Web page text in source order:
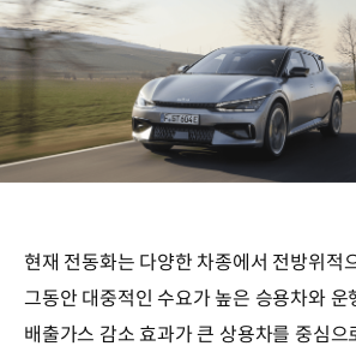
현재 전동화는 다양한 차종에서 전방위적
그동안 대중적인 수요가 높은 승용차와 운
배출가스 감소 효과가 큰 상용차를 중심으